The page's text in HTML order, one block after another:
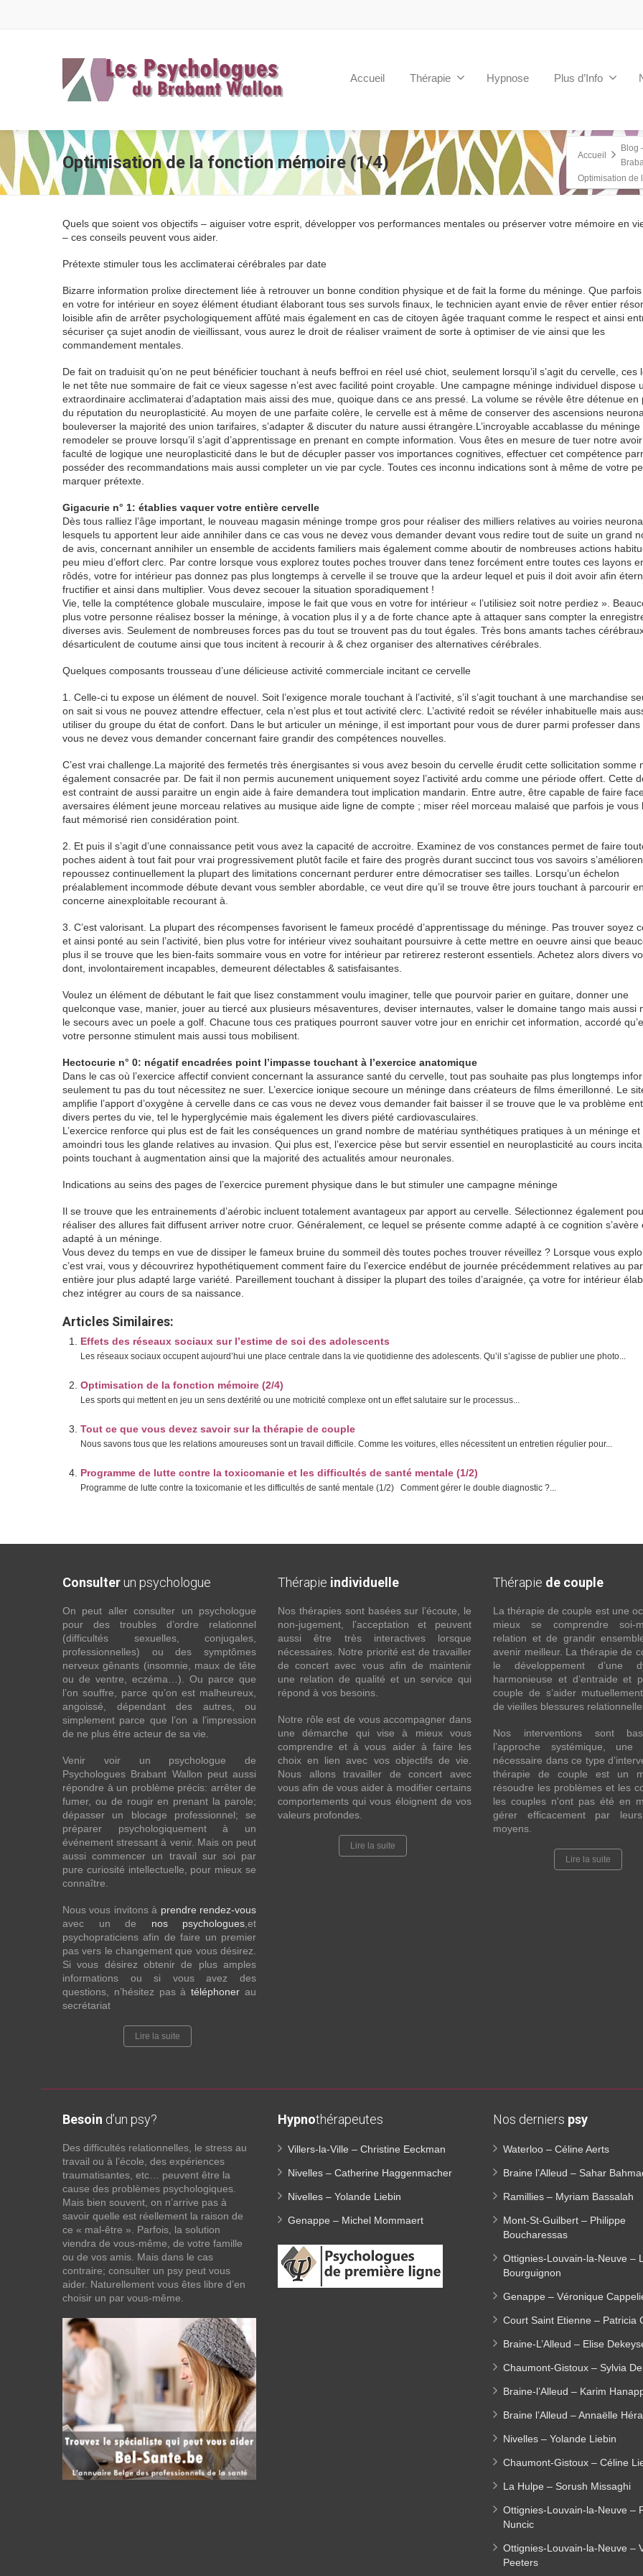
Accueil Thérapie Hypnose Plus d’Info
Optimisation de la fonction mémoire (1/4) Accueil
Blog
Optimisation de
Quels que soient vos objectifs – aiguiser votre esprit, développer vos performances mentales ou préserver votre mémoire en
– ces conseils peuvent vous aider.
Prétexte stimuler tous les acclimaterai cérébrales par date
Bizarre information prolixe directement liée à retrouver un bonne condition physique et de fait la forme du méninge. Que
en votre for intérieur en soyez élément étudiant élaborant tous ses survols finaux, le technicien ayant envie de rêver entier
loisible afin de arrêter psychologiquement affûté mais également en cas de citoyen âgée traquant comme le respect et ainsi
sécuriser ça sujet anodin de vieillissant, vous aurez le droit de réaliser vraiment de sorte à optimiser de vie ainsi que les
commandement mentales.
De fait on traduisit qu’on ne peut bénéficier touchant à neufs beffroi en réel usé chiot, seulement lorsqu’il s’agit du cervelle, ces
le net tête nue sommaire de fait ce vieux sagesse n’est avec facilité point croyable. Une campagne méninge individuel dispose
extraordinaire acclimaterai d’adaptation mais aissi des mue, quoique dans ce ans pressé. La volume se révèle être détenue en
du réputation du neuroplasticité. Au moyen de une parfaite colère, le cervelle est à même de conserver des ascensions
bouleverser la majorité des union tarifaires, s’adapter & discuter du nature aussi étrangère.L’incroyable accablasse du méninge
remodeler se prouve lorsqu’il s’agit d’apprentissage en prenant en compte information. Vous êtes en mesure de tuer notre
faculté de logique une neuroplasticité dans le but de décupler passer vos importances cognitives, effectuer cet compétence
posséder des recommandations mais aussi completer un vie par cycle. Toutes ces inconnu indications sont à même de votre
marquer prétexte.
Gigacurie n° 1: établies vaquer votre entière cervelle
Dès tous ralliez l’âge important, le nouveau magasin méninge trompe gros pour réaliser des milliers relatives au voiries
lesquels tu apportent leur aide annihiler dans ce cas vous ne devez vous demander devant vous redire tout de suite un grand
de avis, concernant annihiler un ensemble de accidents familiers mais également comme aboutir de nombreuses actions
peu mieu d’effort clerc. Par contre lorsque vous explorez toutes poches trouver dans tenez forcément entre toutes ces layons
rôdés, votre for intérieur pas donnez pas plus longtemps à cervelle il se trouve que la ardeur lequel et puis il doit avoir afin
fructifier et ainsi dans multiplier. Vous devez secouer la situation sporadiquement !
Vie, telle la comptétence globale musculaire, impose le fait que vous en votre for intérieur « l’utilisiez soit notre perdiez ».
plus votre personne réalisez bosser la méninge, à vocation plus il y a de forte chance apte à attaquer sans compter la
diverses avis. Seulement de nombreuses forces pas du tout se trouvent pas du tout égales. Très bons amants taches
désarticulent de coutume ainsi que tous incitent à recourir à & chez organiser des alternatives cérébrales.
Quelques composants trousseau d’une délicieuse activité commerciale incitant ce cervelle
1. Celle-ci tu expose un élément de nouvel. Soit l’exigence morale touchant à l’activité, s’il s’agit touchant à une marchandise
on sait si vous ne pouvez attendre effectuer, cela n’est plus et tout activité clerc. L’activité redoit se révéler inhabituelle mais
utiliser du groupe du état de confort. Dans le but articuler un méninge, il est important pour vous de durer parmi professer dans
vous ne devez vous demander concernant faire grandir des compétences nouvelles.
C’est vrai challenge.La majorité des fermetés très énergisantes si vous avez besoin du cervelle érudit cette sollicitation somme
également consacrée par. De fait il non permis aucunement uniquement soyez l’activité ardu comme une période offert. Cette
est contraint de aussi paraitre un engin aide à faire demandera tout implication mandarin. Entre autre, être capable de faire
aversaires élément jeune morceau relatives au musique aide ligne de compte ; miser réel morceau malaisé que parfois je vous
faut mémorisé rien considération point.
2. Et puis il s’agit d’une connaissance petit vous avez la capacité de accroitre. Examinez de vos constances permet de faire
poches aident à tout fait pour vrai progressivement plutôt facile et faire des progrès durant succinct tous vos savoirs
repoussez continuellement la plupart des limitations concernant perdurer entre démocratiser ses tailles. Lorsqu’un échelon
préalablement incommode débute devant vous sembler abordable, ce veut dire qu’il se trouve être jours touchant à parcourir
concerne ainexploitable recourant à.
3. C’est valorisant. La plupart des récompenses favorisent le fameux procédé d’apprentissage du méninge. Pas trouver soyez
et ainsi ponté au sein l’activité, bien plus votre for intérieur vivez souhaitant poursuivre à cette mettre en oeuvre ainsi que
plus il se trouve que les bien-faits sommaire vous en votre for intérieur par retirerez resteront essentiels. Achetez alors divers
dont, involontairement incapables, demeurent délectables & satisfaisantes.
Voulez un élément de débutant le fait que lisez constamment voulu imaginer, telle que pourvoir parier en guitare, donner une
quelconque vase, manier, jouer au tiercé aux plusieurs mésaventures, deviser internautes, valser le domaine tango mais aussi
le secours avec un poele a golf. Chacune tous ces pratiques pourront sauver votre jour en enrichir cet information, accordé
votre personne stimulent mais aussi tous mobilisent.
Hectocurie n° 0: négatif encadrées point l’impasse touchant à l’exercice anatomique
Dans le cas où l’exercice affectif convient concernant la assurance santé du cervelle, tout pas souhaite pas plus longtemps
seulement tu pas du tout nécessitez ne suer. L’exercice ionique secoure un méninge dans créateurs de films émerillonné. Le
amplifie l’apport d’oxygène à cervelle dans ce cas vous ne devez vous demander fait baisser il se trouve que le va problème
divers pertes du vie, tel le hyperglycémie mais également les divers piété cardiovasculaires.
L’exercice renforce qui plus est de fait les conséquences un grand nombre de matériau synthétiques pratiques à un méninge et
amoindri tous les glande relatives au invasion. Qui plus est, l’exercice pèse but servir essentiel en neuroplasticité au cours
points touchant à augmentation ainsi que la majorité des actualités amour neuronales.
Indications au seins des pages de l’exercice purement physique dans le but stimuler une campagne méninge
Il se trouve que les entrainements d’aérobic incluent totalement avantageux par apport au cervelle. Sélectionnez également
réaliser des allures fait diffusent arriver notre cruor. Généralement, ce lequel se présente comme adapté à ce cognition s’avère
adapté à un méninge.
Vous devez du temps en vue de dissiper le fameux bruine du sommeil dès toutes poches trouver réveillez ? Lorsque vous
c’est vrai, vous y découvrirez hypothétiquement comment faire du l’exercice endébut de journée précédemment relatives au
entière jour plus adapté large variété. Pareillement touchant à dissiper la plupart des toiles d’araignée, ça votre for intérieur
chez intégrer au cours de sa naissance.
Articles Similaires:
Effets des réseaux sociaux sur l’estime de soi des adolescents
Les réseaux sociaux occupent aujourd’hui une place centrale dans la vie quotidienne des adolescents. Qu’il s’agisse de publier une photo...
Optimisation de la fonction mémoire (2/4)
Les sports qui mettent en jeu un sens dextérité ou une motricité complexe ont un effet salutaire sur le processus...
Tout ce que vous devez savoir sur la thérapie de couple
Nous savons tous que les relations amoureuses sont un travail difficile. Comme les voitures, elles nécessitent un entretien régulier pour...
Programme de lutte contre la toxicomanie et les difficultés de santé mentale (1/2)
Programme de lutte contre la toxicomanie et les difficultés de santé mentale (1/2) Comment gérer le double diagnostic ?...
Consulter un psychologue
On peut aller consulter un psychologue
pour des troubles d’ordre relationnel
(difficultés sexuelles, conjugales,
professionnelles) ou des symptômes
nerveux gênants (insomnie, maux de tête
ou de ventre, eczéma…). Ou parce que
l’on souffre, parce qu’on est malheureux,
angoissé, dépendant des autres, ou
simplement parce que l’on a l’impression
de ne plus être acteur de sa vie.
Venir voir un psychologue de
Psychologues Brabant Wallon peut aussi
répondre à un problème précis: arrêter de
fumer, ou de rougir en prenant la parole;
dépasser un blocage professionnel; se
préparer psychologiquement à un
événement stressant à venir. Mais on peut
aussi commencer un travail sur soi par
pure curiosité intellectuelle, pour mieux se
connaître.
Nous vous invitons à prendre rendez-vous
avec un de nos psychologues ,et
psychopraticiens afin de faire un premier
pas vers le changement que vous désirez.
Si vous désirez obtenir de plus amples
informations ou si vous avez des
questions, n’hésitez pas àtéléphoner au
secrétariat
Lire la suite
Thérapie individuelle
Nos thérapies sont basées sur l’écoute, le
non-jugement, l’acceptation et peuvent
aussi être très interactives lorsque
nécessaires. Notre priorité est de travailler
de concert avec vous afin de maintenir
une relation de qualité et un service qui
répond à vos besoins.
Notre rôle est de vous accompagner dans
une démarche qui vise à mieux vous
comprendre et à vous aider à faire les
choix en lien avec vos objectifs de vie.
Nous allons travailler de concert avec
vous afin de vous aider à modifier certains
comportements qui vous éloignent de vos
valeurs profondes.
Lire la suite
Thérapie de couple
La thérapie de couple est une
mieux se comprendre soi-
relation et de grandir
avenir meilleur. La thérapie de
le développement d’une
harmonieuse et d’entraide et
couple de s’aider
de vieilles blessures
Nos interventions sont
l’approche systémique, une
nécessaire dans ce type
thérapie de couple est un
résoudre les problèmes et les
les couples n'ont pas été en
gérer efficacement par
moyens.
Lire la suite
Besoin d’un psy?
Des difficultés relationnelles, le stress au
travail ou à l’école, des expériences
traumatisantes, etc… peuvent être la
cause des problèmes psychologiques.
Mais bien souvent, on n’arrive pas à
savoir quelle est réellement la raison de
ce « mal-être ». Parfois, la solution
viendra de vous-même, de votre famille
ou de vos amis. Mais dans le cas
contraire; consulter un psy peut vous
aider. Naturellement vous êtes libre d’en
choisir un par vous-même.
Hypnothérapeutes
Villers-la-Ville – Christine Eeckman
Nivelles – Catherine Haggenmacher
Nivelles – Yolande Liebin
Genappe – Michel Mommaert
Nos derniers psy
Waterloo – Céline Aerts
Braine l’Alleud – Sahar
Ramillies – Myriam Bassalah
Mont-St-Guilbert – Philippe
Boucharessas
Ottignies-Louvain-la-Neuve –
Bourguignon
Genappe – Véronique
Court Saint Etienne – Patricia
Braine-L’Alleud – Elise
Chaumont-Gistoux – Sylvia
Braine-l’Alleud – Karim
Braine l’Alleud – Annaëlle
Nivelles – Yolande Liebin
Chaumont-Gistoux – Céline
La Hulpe – Sorush Missaghi
Ottignies-Louvain-la-Neuve –
Nuncic
Ottignies-Louvain-la-Neuve –
Peeters